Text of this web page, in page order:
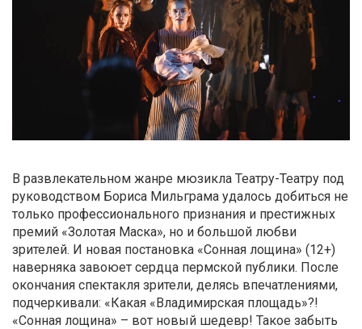
В развлекательном жанре мюзикла Театру-Театру под
руководством Бориса Мильграма удалось добиться не
только профессионального признания и престижных
премий «Золотая Маска», но и большой любви
зрителей. И новая постановка «Сонная лощина» (12+)
наверняка завоюет сердца пермской публики. После
окончания спектакля зрители, делясь впечатлениями,
подчеркивали: «Какая «Владимирская площадь»?!
«Сонная лощина» – вот новый шедевр! Такое забыть